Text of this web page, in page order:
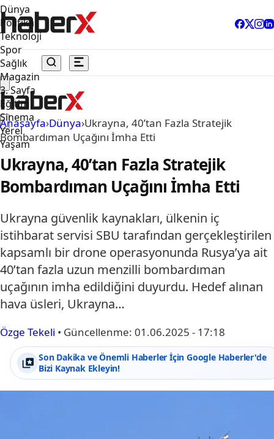
Dünya
Politika
Teknoloji
Spor
Sağlık
Magazin
3. Sayfa
Eğitim
Sinema
Yerel
Yaşam
Anasayfa›Dünya›Ukrayna, 40’tan Fazla Stratejik
Bombardıman Uçağını İmha Etti
Ukrayna, 40’tan Fazla Stratejik
Bombardıman Uçağını İmha Etti
Ukrayna güvenlik kaynakları, ülkenin iç
istihbarat servisi SBU tarafından gerçekleştirilen
kapsamlı bir drone operasyonunda Rusya’ya ait
40’tan fazla uzun menzilli bombardıman
uçağının imha edildiğini duyurdu. Hedef alınan
hava üsleri, Ukrayna…
Özge Tekeli • Güncellenme: 01.06.2025 - 17:18
Son Dakika ve Önemli Haberler İçin Google Haberler'de
Bizi Kaynak Ekleyin!